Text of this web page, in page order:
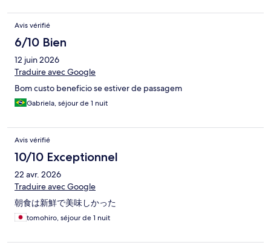
Avis vérifié
6/10 Bien
12 juin 2026
Traduire avec Google
Bom custo beneficio se estiver de passagem
Gabriela, séjour de 1 nuit
Avis vérifié
10/10 Exceptionnel
22 avr. 2026
Traduire avec Google
朝食は新鮮で美味しかった
tomohiro, séjour de 1 nuit